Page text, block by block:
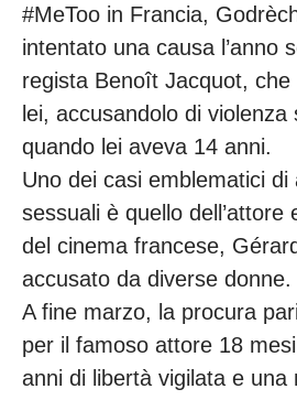
#MeToo in Francia,
intentato una causa l’anno
regista Benoît Jacquot, che
lei, accusandolo di
quando lei aveva 14 anni.
Uno dei casi emblematici di
sessuali è quello dell’attore
del cinema francese,
accusato da diverse donne.
A fine marzo, la procura
per il famoso attore 18
anni di libertà vigilata e una